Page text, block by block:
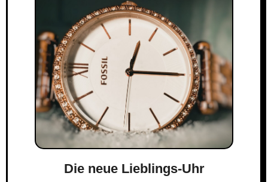
Die neue Lieblings-Uhr